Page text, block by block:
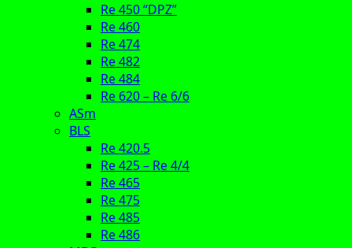
Re 450 “DPZ”
Re 460
Re 474
Re 482
Re 484
Re 620 – Re 6/6
ASm
BLS
Re 420.5
Re 425 – Re 4/4
Re 465
Re 475
Re 485
Re 486